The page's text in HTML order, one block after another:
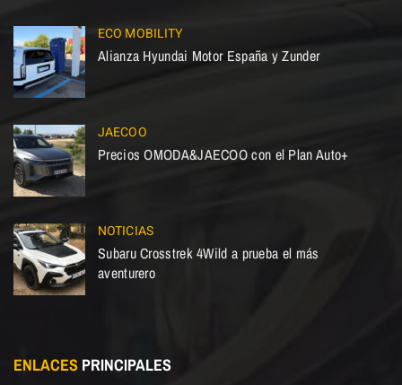
ECO MOBILITY
Alianza Hyundai Motor España y Zunder
JAECOO
Precios OMODA&JAECOO con el Plan Auto+
NOTICIAS
Subaru Crosstrek 4Wild a prueba el más
aventurero
ENLACES PRINCIPALES